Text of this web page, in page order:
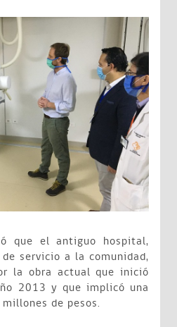
que el antiguo hospital,
servicio a la comunidad,
la obra actual que inició
2013 y que implicó una
de pesos.